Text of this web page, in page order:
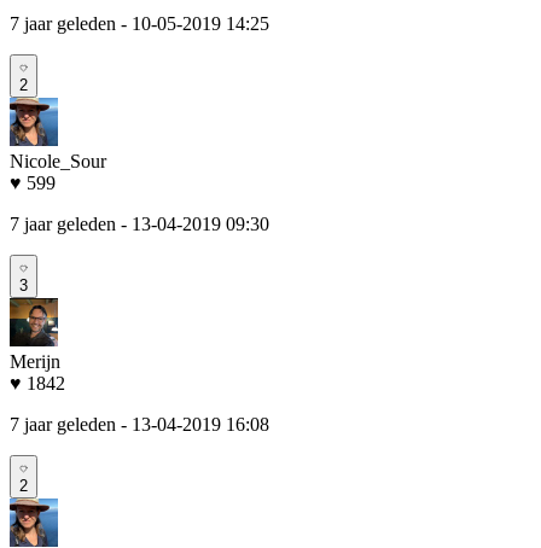
7 jaar geleden - 10-05-2019 14:25
2
Nicole_Sour
♥ 599
7 jaar geleden - 13-04-2019 09:30
3
Merijn
♥ 1842
7 jaar geleden - 13-04-2019 16:08
2